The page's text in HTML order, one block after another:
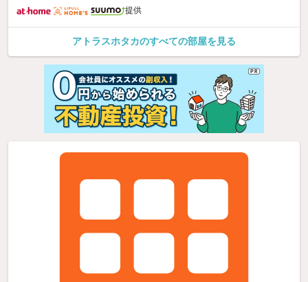
提供
アトラスホタカのすべての部屋を見る